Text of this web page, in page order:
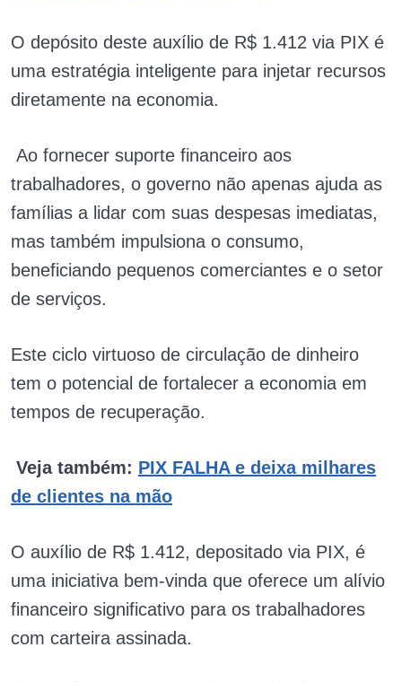
O depósito deste auxílio de R$ 1.412 via PIX é
uma estratégia inteligente para injetar recursos
diretamente na economia.
Ao fornecer suporte financeiro aos
trabalhadores, o governo não apenas ajuda as
famílias a lidar com suas despesas imediatas,
mas também impulsiona o consumo,
beneficiando pequenos comerciantes e o setor
de serviços.
Este ciclo virtuoso de circulação de dinheiro
tem o potencial de fortalecer a economia em
tempos de recuperação.
Veja também: PIX FALHA e deixa milhares
de clientes na mão
O auxílio de R$ 1.412, depositado via PIX, é
uma iniciativa bem-vinda que oferece um alívio
financeiro significativo para os trabalhadores
com carteira assinada.